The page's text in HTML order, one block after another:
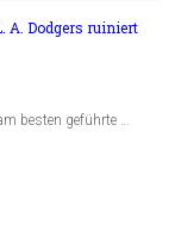
A. Dodgers ruiniert
besten geführte …